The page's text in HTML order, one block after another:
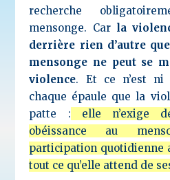
recherche
mensonge. Carla
derrière rien d’autre
mensonge ne peut se
violence. Et ce n’est ni
chaque épaule que la
patte : elle n’exige
obéissance au
participation quotidienne
tout ce qu’elle attend de